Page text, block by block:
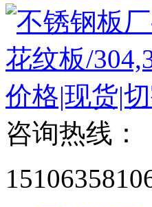
咨询热线：